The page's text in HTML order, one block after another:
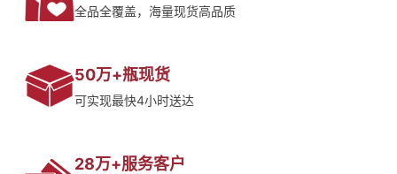
全品全覆盖，海量现货高品质
50万+瓶现货
可实现最快4小时送达
28万+服务客户